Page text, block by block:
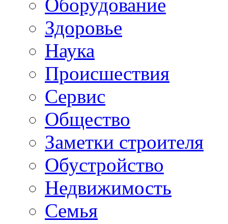
Oборудование
Здоровье
Наука
Происшествия
Сервис
Общество
Заметки строителя
Обустройство
Недвижимость
Семья